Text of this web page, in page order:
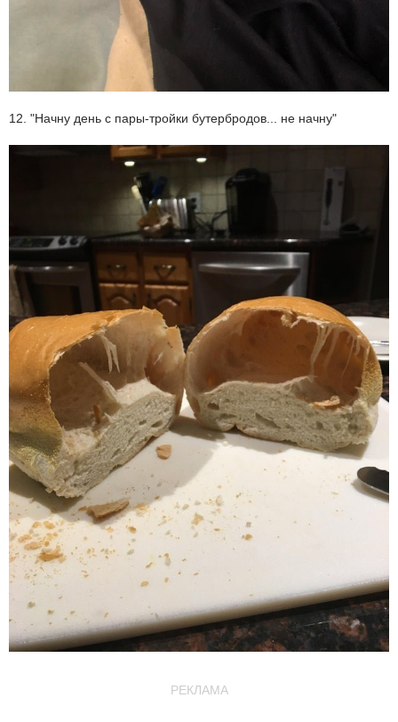
12. "Начну день с пары-тройки бутербродов... не начну"
РЕКЛАМА